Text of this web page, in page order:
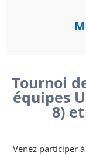
Tournoi
équipes
8)
Venez participer à